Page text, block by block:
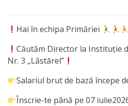
Locale
Primăria
Hai în echipa Primăriei
Căutăm Director la Instituție
Nr. 3 „Lăstărel”
Salariul brut de bază începe
Înscrie-te până pe 07